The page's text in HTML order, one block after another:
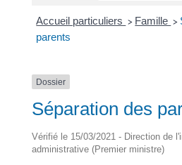
Accueil particuliers > Famille >
parents
Dossier
Séparation des
Vérifié le 15/03/2021 - Direction de
administrative (Premier ministre)